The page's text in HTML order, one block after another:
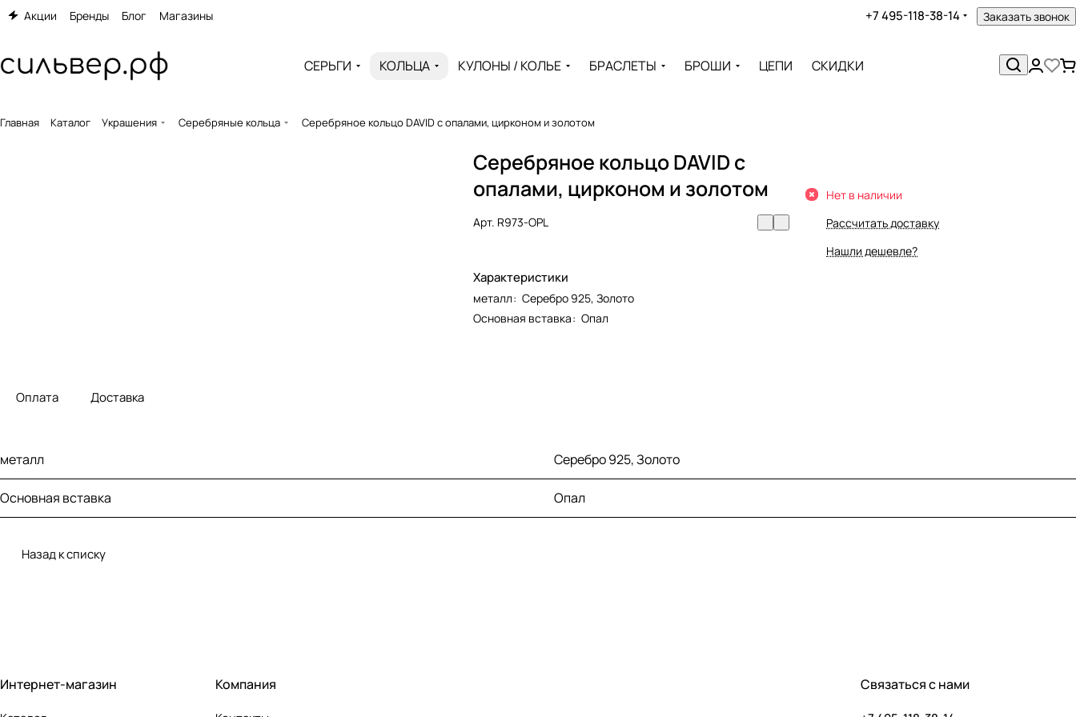
Акции Бренды Блог Магазины +7 495-118-38-14 Заказать звонок
СЕРЬГИ КОЛЬЦА КУЛОНЫ / КОЛЬЕ БРАСЛЕТЫ БРОШИ ЦЕПИ СКИДКИ
Главная Каталог Украшения Серебряные кольца Серебряное кольцо DAVID с опалами, цирконом и золотом
Серебряное кольцо DAVID с
опалами, цирконом и золотом
Арт. R973-OPL
Характеристики
металл: Серебро 925, Золото
Основная вставка: Опал
Нет в наличии
Рассчитать доставку
Нашли дешевле?
Оплата Доставка
металл Серебро 925, Золото
Основная вставка Опал
Назад к списку
Интернет-магазин Компания Связаться с нами